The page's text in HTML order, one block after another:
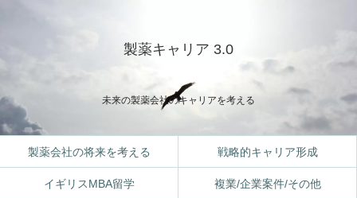
製薬キャリア 3.0
未来の製薬会社のキャリアを考える
製薬会社の将来を考える 戦略的キャリア形成
イギリスMBA留学 複業/企業案件/その他